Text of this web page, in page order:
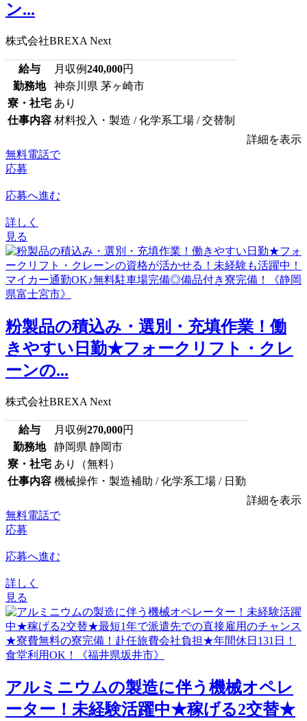
ン...
株式会社BREXA Next
給与 月収例240,000円
勤務地
神奈川県 茅ヶ崎市
寮・社宅 あり
仕事内容 材料投入・製造 / 化学系工場 / 交替制
詳細を表示
無料電話で
応募
応募へ進む
詳しく
見る
粉製品の積込み・選別・充填作業！働
きやすい日勤★フォークリフト・クレ
ーンの...
株式会社BREXA Next
給与 月収例270,000円
勤務地
静岡県 静岡市
寮・社宅 あり（無料）
仕事内容 機械操作・製造補助 / 化学系工場 / 日勤
詳細を表示
無料電話で
応募
応募へ進む
詳しく
見る
アルミニウムの製造に伴う機械オペレ
ーター！未経験活躍中★稼げる2交替★